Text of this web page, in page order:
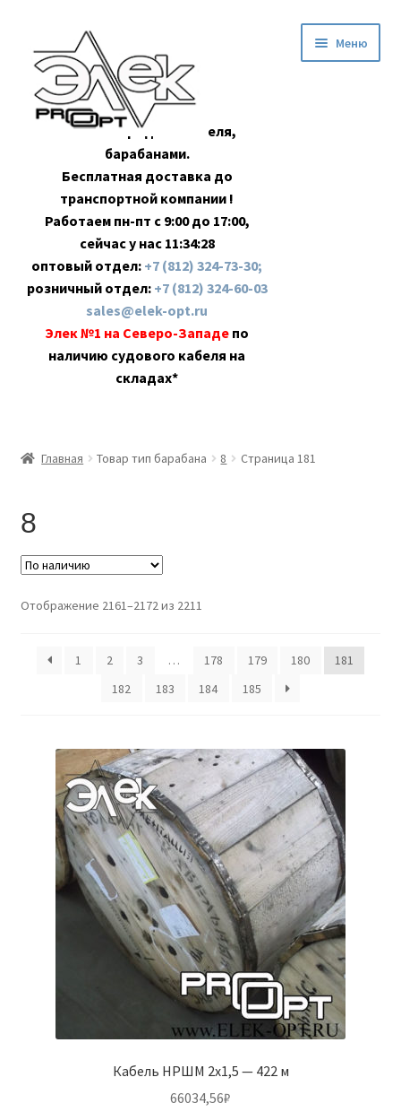
навигации
содержимому
Оптовая продажа кабеля,
барабанами.
Бесплатная доставка до
транспортной компании !
Работаем пн-пт с 9:00 до 17:00,
сейчас у нас 11:34:29
оптовый отдел: +7 (812) 324-73-30;
розничный отдел: +7 (812) 324-60-03
sales@elek-opt.ru
Элек №1 на Северо-Западе по
наличию судового кабеля на
складах*
Меню
Контакты
Розница
Главная Товар тип барабана 8 Страница 181
8
Отображение 2161–2172 из 2211
1 2 3 … 178 179 180
181
182
183 184 185
Кабель НРШМ 2х1,5 — 422 м
66034,56₽